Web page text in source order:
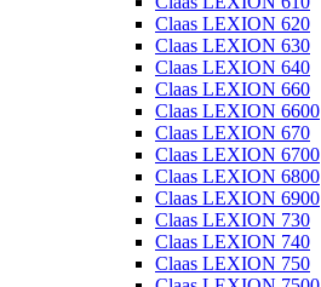
Claas LEXION 620
Claas LEXION 630
Claas LEXION 640
Claas LEXION 660
Claas LEXION 6600
Claas LEXION 670
Claas LEXION 6700
Claas LEXION 6800
Claas LEXION 6900
Claas LEXION 730
Claas LEXION 740
Claas LEXION 750